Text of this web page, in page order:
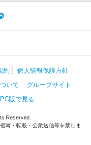
約
個人情報保護方針
いて
グループサイト
PC版で見る
Reserved.
写・転載・公衆送信等を禁じま